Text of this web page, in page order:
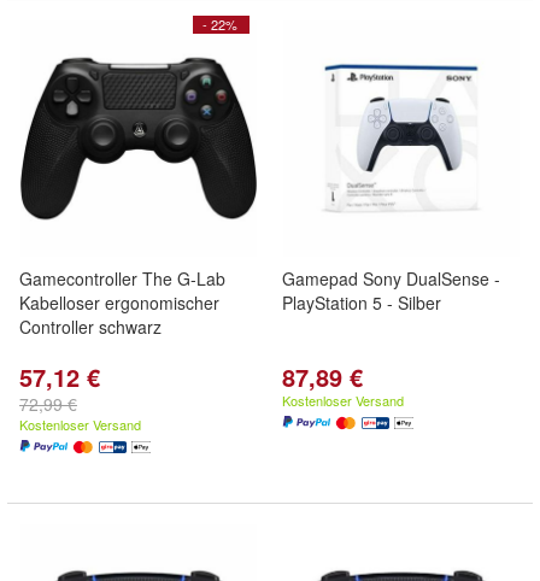
- 22%
Gamecontroller The G-Lab
Kabelloser ergonomischer
Controller schwarz
57,12 €
72,99 €
Kostenloser Versand
Gamepad Sony DualSense -
PlayStation 5 - Silber
87,89 €
Kostenloser Versand